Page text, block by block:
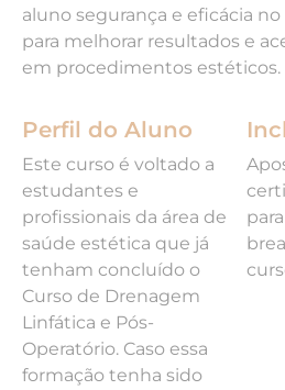
aluno segurança e eficácia
para melhorar resultados e
em procedimentos estéticos.
Perfil do Aluno
Este curso é voltado a
estudantes e
profissionais da área de
saúde estética que já
tenham concluído o
Curso de Drenagem
Linfática e Pós-
Operatório. Caso essa
formação tenha sido